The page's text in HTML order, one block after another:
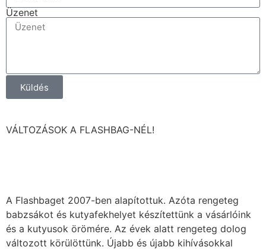
Üzenet
Küldés
VÁLTOZÁSOK A FLASHBAG-NÉL!
A Flashbaget 2007-ben alapítottuk. Azóta rengeteg
babzsákot és kutyafekhelyet készítettünk a vásárlóink
és a kutyusok örömére. Az évek alatt rengeteg dolog
változott körülöttünk. Újabb és újabb kihívásokkal